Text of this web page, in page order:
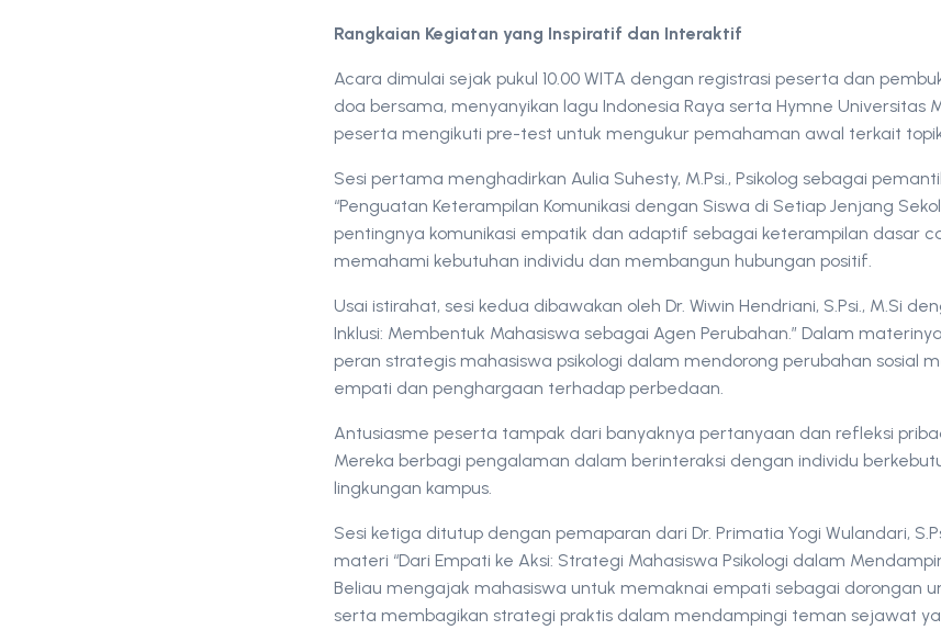
Rangkaian Kegiatan yang Inspiratif dan Interaktif
Acara dimulai sejak pukul 10.00 WITA dengan registrasi peserta dan
doa bersama, menyanyikan lagu Indonesia Raya serta Hymne Universitas
peserta mengikuti pre-test untuk mengukur pemahaman awal terkait
Sesi pertama menghadirkan Aulia Suhesty, M.Psi., Psikolog sebagai
“Penguatan Keterampilan Komunikasi dengan Siswa di Setiap Jenjang
pentingnya komunikasi empatik dan adaptif sebagai keterampilan dasar
memahami kebutuhan individu dan membangun hubungan positif.
Usai istirahat, sesi kedua dibawakan oleh Dr. Wiwin Hendriani, S.Psi., M.Si
Inklusi: Membentuk Mahasiswa sebagai Agen Perubahan.” Dalam
peran strategis mahasiswa psikologi dalam mendorong perubahan sosial
empati dan penghargaan terhadap perbedaan.
Antusiasme peserta tampak dari banyaknya pertanyaan dan refleksi
Mereka berbagi pengalaman dalam berinteraksi dengan individu
lingkungan kampus.
Sesi ketiga ditutup dengan pemaparan dari Dr. Primatia Yogi Wulandari,
materi “Dari Empati ke Aksi: Strategi Mahasiswa Psikologi dalam
Beliau mengajak mahasiswa untuk memaknai empati sebagai dorongan
serta membagikan strategi praktis dalam mendampingi teman sejawat